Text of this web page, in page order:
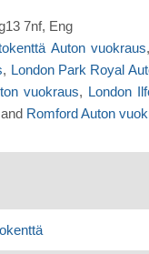
7nf, Eng
Auton vuokraus,
, London Park Royal
vuokraus, London
and Romford Auton